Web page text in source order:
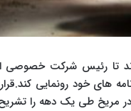
فردا سه شنبه (۲۷ سپتامبر) بودند تا
های خود رونمایی
در مریخ طی یک دهه را